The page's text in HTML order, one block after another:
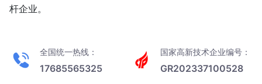
杆企业。
全国统一热线：
17685565325
国家高新技术企业编号：
GR202337100528